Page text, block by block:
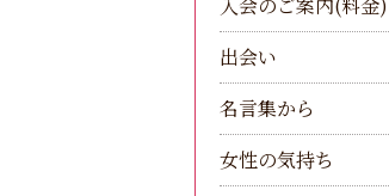
出会い
名言集から
女性の気持ち